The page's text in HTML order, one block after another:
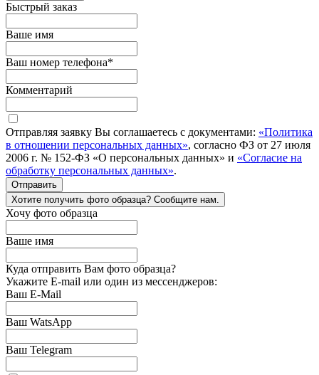
Быстрый заказ
Ваше имя
Ваш номер телефона*
Комментарий
Отправляя заявку Вы соглашаетесь с документами: «Политика
в отношении персональных данных», согласно ФЗ от 27 июля
2006 г. № 152-ФЗ «О персональных данных» и «Согласие на
обработку персональных данных».
Отправить
Хотите получить фото образца? Сообщите нам.
Хочу фото образца
Ваше имя
Куда отправить Вам фото образца?
Укажите E-mail или один из мессенджеров:
Ваш E-Mail
Ваш WatsApp
Ваш Telegram